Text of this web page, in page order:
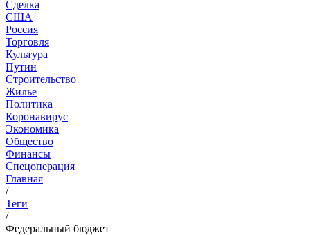
Сделка
США
Россия
Торговля
Культура
Путин
Строительство
Жилье
Политика
Коронавирус
Экономика
Общество
Финансы
Спецоперация
Главная
/
Теги
/
Федеральный бюджет